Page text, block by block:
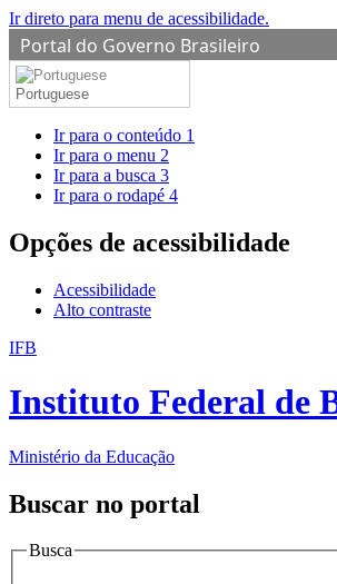
Ir direto para menu de acessibilidade.
Portal do Governo Brasileiro
Portuguese
Ir para o conteúdo 1
Ir para o menu 2
Ir para a busca 3
Ir para o rodapé 4
Opções de acessibilidade
Acessibilidade
Alto contraste
IFB
Instituto Federal de
Ministério da Educação
Buscar no portal
Busca